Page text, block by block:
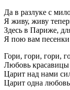
Да в разлуке с
Я живу, живу
Здесь в Париже,
Я пою вам
Гори, гори, гори,
Любовь красавицы
Царит над нами
Царит одна